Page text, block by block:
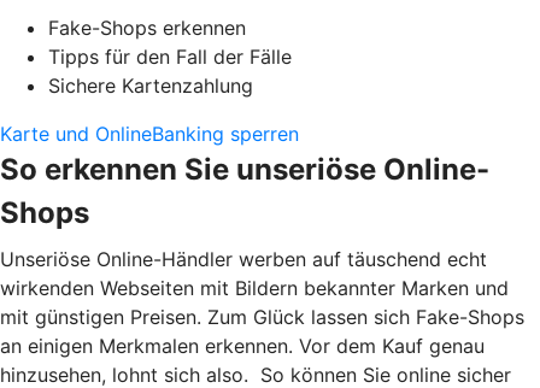
Fake-Shops erkennen
Tipps für den Fall der Fälle
Sichere Kartenzahlung
Karte und OnlineBanking sperren
So erkennen Sie unseriöse Online-
Shops
Unseriöse Online-Händler werben auf täuschend echt
wirkenden Webseiten mit Bildern bekannter Marken und
mit günstigen Preisen. Zum Glück lassen sich Fake-Shops
an einigen Merkmalen erkennen. Vor dem Kauf genau
hinzusehen, lohnt sich also. So können Sie online sicher